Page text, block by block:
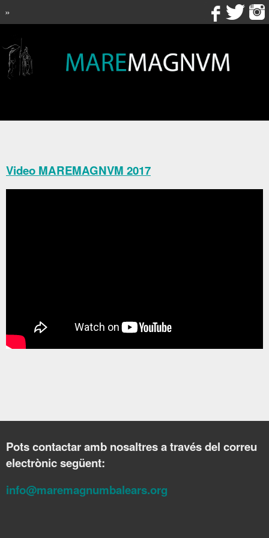
»
Video MAREMAGNVM 2017
Pots contactar amb nosaltres a través del correu
electrònic següent:
info@maremagnumbalears.org